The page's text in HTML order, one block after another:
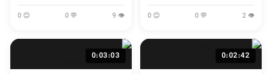
👁 2
💬 0
😊 0
👁 9
💬 0
😊 0
0:02:42
0:03:03